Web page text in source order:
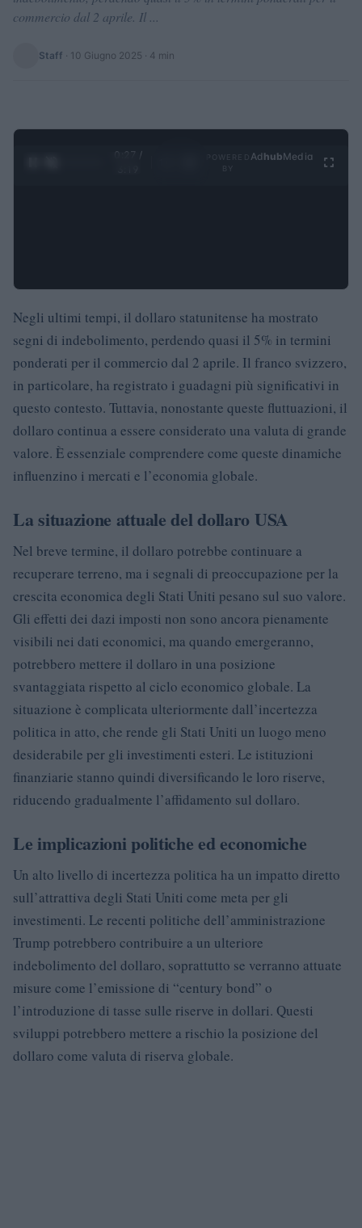
commercio dal 2 aprile. Il ...
Staff · 10 Giugno 2025 · 4 min
0:28 /
Ad hubMedia
Negli ultimi tempi, il dollaro statunitense ha mostrato
segni di indebolimento, perdendo quasi il 5% in termini
ponderati per il commercio dal 2 aprile. Il franco svizzero,
in particolare, ha registrato i guadagni più significativi in
questo contesto. Tuttavia, nonostante queste fluttuazioni, il
dollaro continua a essere considerato una valuta di grande
valore. È essenziale comprendere come queste dinamiche
influenzino i mercati e l’economia globale.
La situazione attuale del dollaro USA
Nel breve termine, il dollaro potrebbe continuare a
recuperare terreno, ma i segnali di preoccupazione per la
crescita economica degli Stati Uniti pesano sul suo valore.
Gli effetti dei dazi imposti non sono ancora pienamente
visibili nei dati economici, ma quando emergeranno,
potrebbero mettere il dollaro in una posizione
svantaggiata rispetto al ciclo economico globale. La
situazione è complicata ulteriormente dall’incertezza
politica in atto, che rende gli Stati Uniti un luogo meno
desiderabile per gli investimenti esteri. Le istituzioni
finanziarie stanno quindi diversificando le loro riserve,
riducendo gradualmente l’affidamento sul dollaro.
Le implicazioni politiche ed economiche
Un alto livello di incertezza politica ha un impatto diretto
sull’attrattiva degli Stati Uniti come meta per gli
investimenti. Le recenti politiche dell’amministrazione
Trump potrebbero contribuire a un ulteriore
indebolimento del dollaro, soprattutto se verranno attuate
misure come l’emissione di “century bond” o
l’introduzione di tasse sulle riserve in dollari. Questi
sviluppi potrebbero mettere a rischio la posizione del
dollaro come valuta di riserva globale.